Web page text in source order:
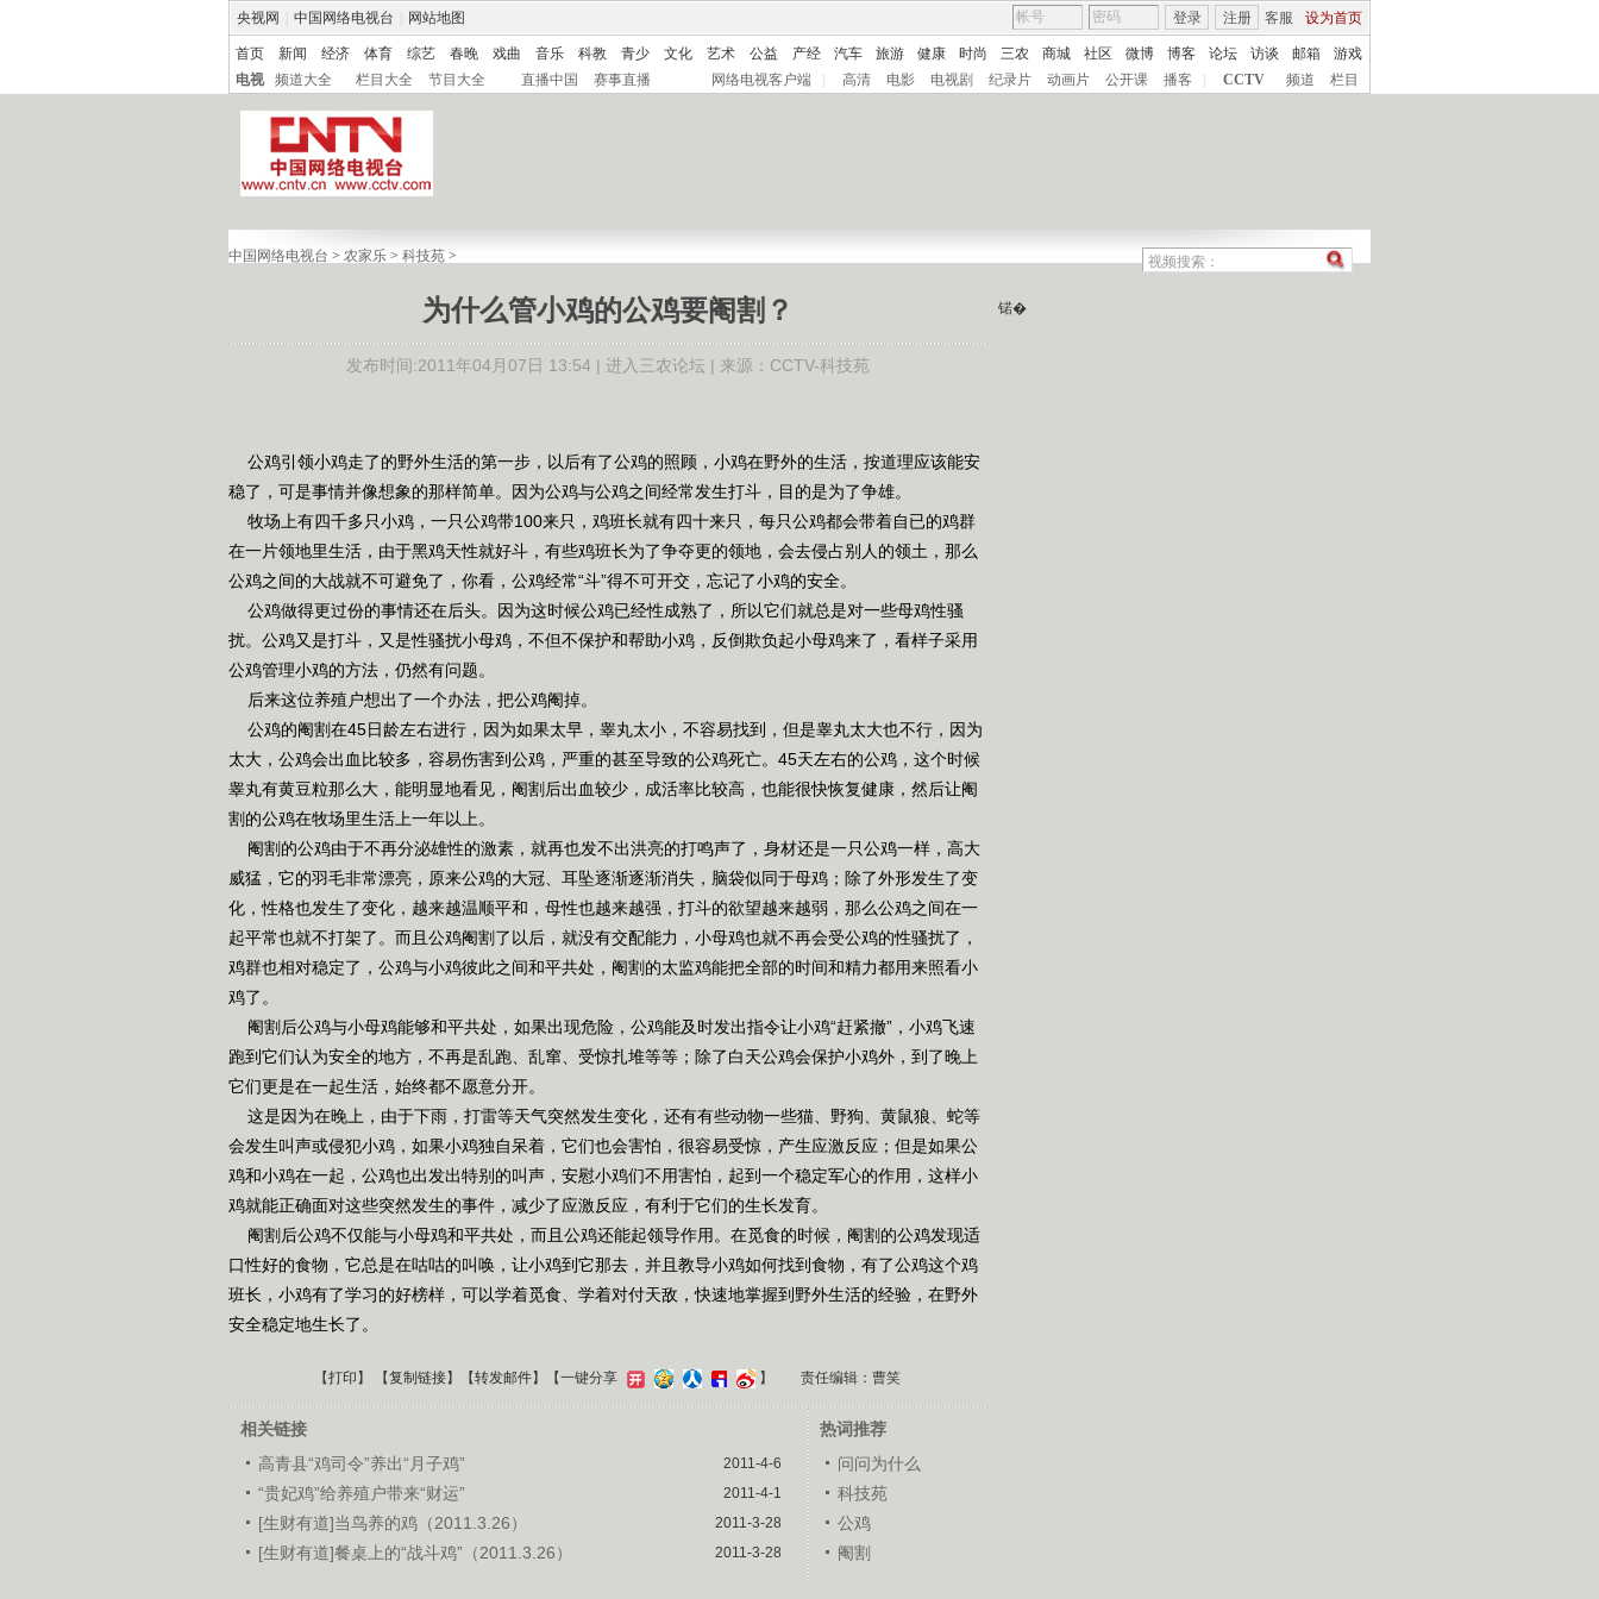
央视网 中国网络电视台 网站地图 客服 设为首页
登录 注册
首页 新闻 经济 体育 综艺 春晚 戏曲 音乐 科教 青少 文化 艺术 公益 产经 汽车 旅游 健康 时尚 三农 商城 社区 微博 博客 论坛 访谈 邮箱
游戏
电视
频道大全 栏目大全 节目大全 直播中国 赛事直播 网络电视客户端 高清 电影 电视剧 纪录片 动画片 公开课 播客 CCTV 频道 栏目
中国网络电视台 > 农家乐 > 科技苑 >
为什么管小鸡的公鸡要阉割？
发布时间:2011年04月07日 13:54 | 进入三农论坛| 来源：CCTV-科技苑
锘�
公鸡引领小鸡走了的野外生活的第一步，以后有了公鸡的照顾，小鸡在野外的生活，按道理应该能安
稳了，可是事情并像想象的那样简单。因为公鸡与公鸡之间经常发生打斗，目的是为了争雄。
牧场上有四千多只小鸡，一只公鸡带100来只，鸡班长就有四十来只，每只公鸡都会带着自已的鸡群
在一片领地里生活，由于黑鸡天性就好斗，有些鸡班长为了争夺更的领地，会去侵占别人的领土，那么
公鸡之间的大战就不可避免了，你看，公鸡经常“斗”得不可开交，忘记了小鸡的安全。
公鸡做得更过份的事情还在后头。因为这时候公鸡已经性成熟了，所以它们就总是对一些母鸡性骚
扰。公鸡又是打斗，又是性骚扰小母鸡，不但不保护和帮助小鸡，反倒欺负起小母鸡来了，看样子采用
公鸡管理小鸡的方法，仍然有问题。
后来这位养殖户想出了一个办法，把公鸡阉掉。
公鸡的阉割在45日龄左右进行，因为如果太早，睾丸太小，不容易找到，但是睾丸太大也不行，因为
太大，公鸡会出血比较多，容易伤害到公鸡，严重的甚至导致的公鸡死亡。45天左右的公鸡，这个时候
睾丸有黄豆粒那么大，能明显地看见，阉割后出血较少，成活率比较高，也能很快恢复健康，然后让阉
割的公鸡在牧场里生活上一年以上。
阉割的公鸡由于不再分泌雄性的激素，就再也发不出洪亮的打鸣声了，身材还是一只公鸡一样，高大
威猛，它的羽毛非常漂亮，原来公鸡的大冠、耳坠逐渐逐渐消失，脑袋似同于母鸡；除了外形发生了变
化，性格也发生了变化，越来越温顺平和，母性也越来越强，打斗的欲望越来越弱，那么公鸡之间在一
起平常也就不打架了。而且公鸡阉割了以后，就没有交配能力，小母鸡也就不再会受公鸡的性骚扰了，
鸡群也相对稳定了，公鸡与小鸡彼此之间和平共处，阉割的太监鸡能把全部的时间和精力都用来照看小
鸡了。
阉割后公鸡与小母鸡能够和平共处，如果出现危险，公鸡能及时发出指令让小鸡“赶紧撤”，小鸡飞速
跑到它们认为安全的地方，不再是乱跑、乱窜、受惊扎堆等等；除了白天公鸡会保护小鸡外，到了晚上
它们更是在一起生活，始终都不愿意分开。
这是因为在晚上，由于下雨，打雷等天气突然发生变化，还有有些动物一些猫、野狗、黄鼠狼、蛇等
会发生叫声或侵犯小鸡，如果小鸡独自呆着，它们也会害怕，很容易受惊，产生应激反应；但是如果公
鸡和小鸡在一起，公鸡也出发出特别的叫声，安慰小鸡们不用害怕，起到一个稳定军心的作用，这样小
鸡就能正确面对这些突然发生的事件，减少了应激反应，有利于它们的生长发育。
阉割后公鸡不仅能与小母鸡和平共处，而且公鸡还能起领导作用。在觅食的时候，阉割的公鸡发现适
口性好的食物，它总是在咕咕的叫唤，让小鸡到它那去，并且教导小鸡如何找到食物，有了公鸡这个鸡
班长，小鸡有了学习的好榜样，可以学着觅食、学着对付天敌，快速地掌握到野外生活的经验，在野外
安全稳定地生长了。
【打印 】 【复制链接】【转发邮件】 【一键分享 】 责任编辑：曹笑
相关链接
高青县“鸡司令”养出“月子鸡”
2011-4-6
“贵妃鸡”给养殖户带来“财运” 2011-4-1
[生财有道]当鸟养的鸡（2011.3.26） 2011-3-28
[生财有道]餐桌上的“战斗鸡”（2011.3.26） 2011-3-28
热词推荐
问问为什么
科技苑
公鸡
阉割